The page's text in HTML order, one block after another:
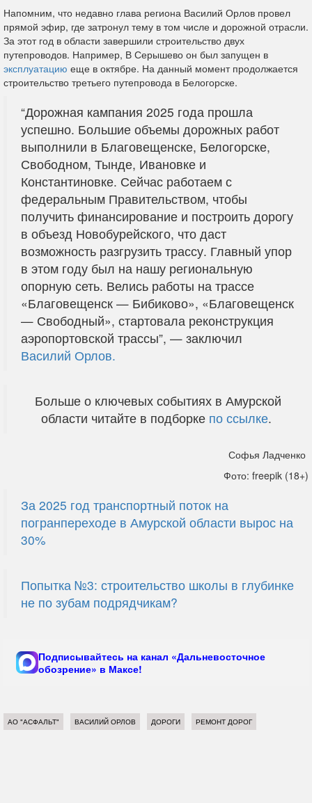
Напомним, что недавно глава региона Василий Орлов провел
прямой эфир, где затронул тему в том числе и дорожной отрасли.
За этот год в области завершили строительство двух
путепроводов. Например, В Серышево он был запущен в
эксплуатацию еще в октябре. На данный момент продолжается
строительство третьего путепровода в Белогорске.
“Дорожная кампания 2025 года прошла
успешно. Большие объемы дорожных работ
выполнили в Благовещенске, Белогорске,
Свободном, Тынде, Ивановке и
Константиновке. Сейчас работаем с
федеральным Правительством, чтобы
получить финансирование и построить дорогу
в объезд Новобурейского, что даст
возможность разгрузить трассу. Главный упор
в этом году был на нашу региональную
опорную сеть. Велись работы на трассе
«Благовещенск — Бибиково», «Благовещенск
— Свободный», стартовала реконструкция
аэропортовской трассы”, — заключил
Василий Орлов.
Больше о ключевых событиях в Амурской
области читайте в подборке по ссылке.
Софья Ладченко
Фото: freepik (18+)
За 2025 год транспортный поток на
погранпереходе в Амурской области вырос на
30%
Попытка №3: строительство школы в глубинке
не по зубам подрядчикам?
Подписывайтесь на канал «Дальневосточное
обозрение» в Максе!
АО "АСФАЛЬТ" ВАСИЛИЙ ОРЛОВ ДОРОГИ РЕМОНТ ДОРОГ